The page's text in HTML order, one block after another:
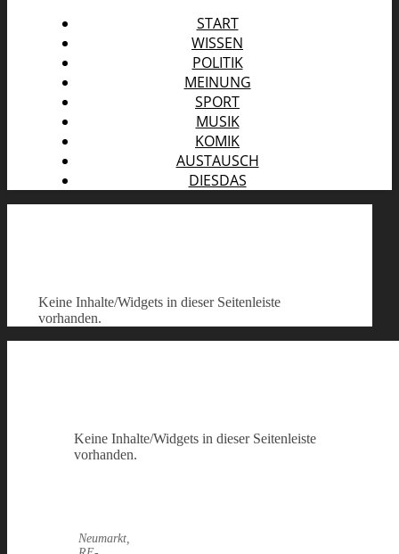
START
WISSEN
POLITIK
MEINUNG
SPORT
MUSIK
KOMIK
AUSTAUSCH
DIESDAS
Keine Inhalte/Widgets in dieser Seitenleiste
vorhanden.
Keine Inhalte/Widgets in dieser Seitenleiste
vorhanden.
Neumarkt,